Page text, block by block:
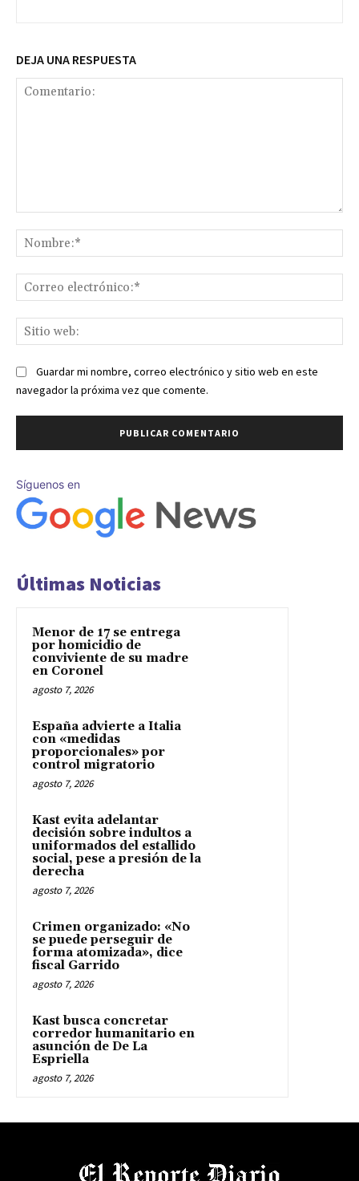
DEJA UNA RESPUESTA
Guardar mi nombre, correo electrónico y sitio web en este
navegador la próxima vez que comente.
Síguenos en
Últimas Noticias
Menor de 17 se entrega
por homicidio de
conviviente de su madre
en Coronel
agosto 7, 2026
España advierte a Italia
con «medidas
proporcionales» por
control migratorio
agosto 7, 2026
Kast evita adelantar
decisión sobre indultos a
uniformados del estallido
social, pese a presión de la
derecha
agosto 7, 2026
Crimen organizado: «No
se puede perseguir de
forma atomizada», dice
fiscal Garrido
agosto 7, 2026
Kast busca concretar
corredor humanitario en
asunción de De La
Espriella
agosto 7, 2026